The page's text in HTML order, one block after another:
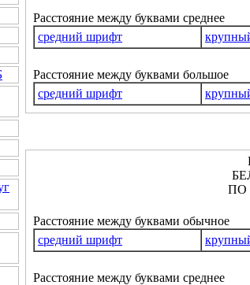
Расстояние между буквами среднее
средний шрифт
Расстояние между буквами большое
средний шрифт
ПО
Расстояние между буквами обычное
средний шрифт
Расстояние между буквами среднее